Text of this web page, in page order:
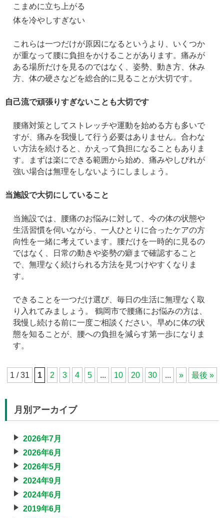
こまめに立ち上がる
体を冷やしすぎない
これらは一つだけが原因になるというより、いくつか
が重なって腰に負担をかけることがあります。痛みが
ある場所だけを見るのではなく、姿勢、動き方、休み
方、体の硬さなどを総合的に見ることが大切です。
自己流で頑張りすぎないことも大切です
腰痛対策としてストレッチや運動を始める方も多いで
すが、痛みを我慢して行う必要はありません。合わな
い方法を続けると、かえって負担になることもありま
す。まずは楽にできる範囲から始め、痛みやしびれが
強い場合は無理をしないようにしましょう。
当施設で大切にしていること
当施設では、腰痛のお悩みに対して、今の体の状態や
生活習慣を伺いながら、一人ひとりに合ったケアの方
向性を一緒に考えています。腰だけを一時的に見るの
ではなく、日常の動きや姿勢の癖まで確認すること
で、無理なく続けられる方法を見つけやすくなりま
す。
できることを一つだけ選び、毎日の生活に無理なく取
り入れてみましょう。 鶴岡市で腰痛にお悩みの方は、
我慢し続ける前に一度ご相談ください。早めに体の状
態を知ることが、腰への負担を減らす第一歩になりま
す。
1 / 31 1 2 3 4 5 ... 10 20 30 ... » 最後 »
月別アーカイブ
2026年7月
2026年6月
2026年5月
2024年9月
2024年6月
2019年6月